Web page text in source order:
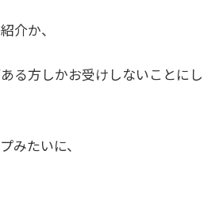
介か、
る方 しかお受けしないことにし
みたいに、